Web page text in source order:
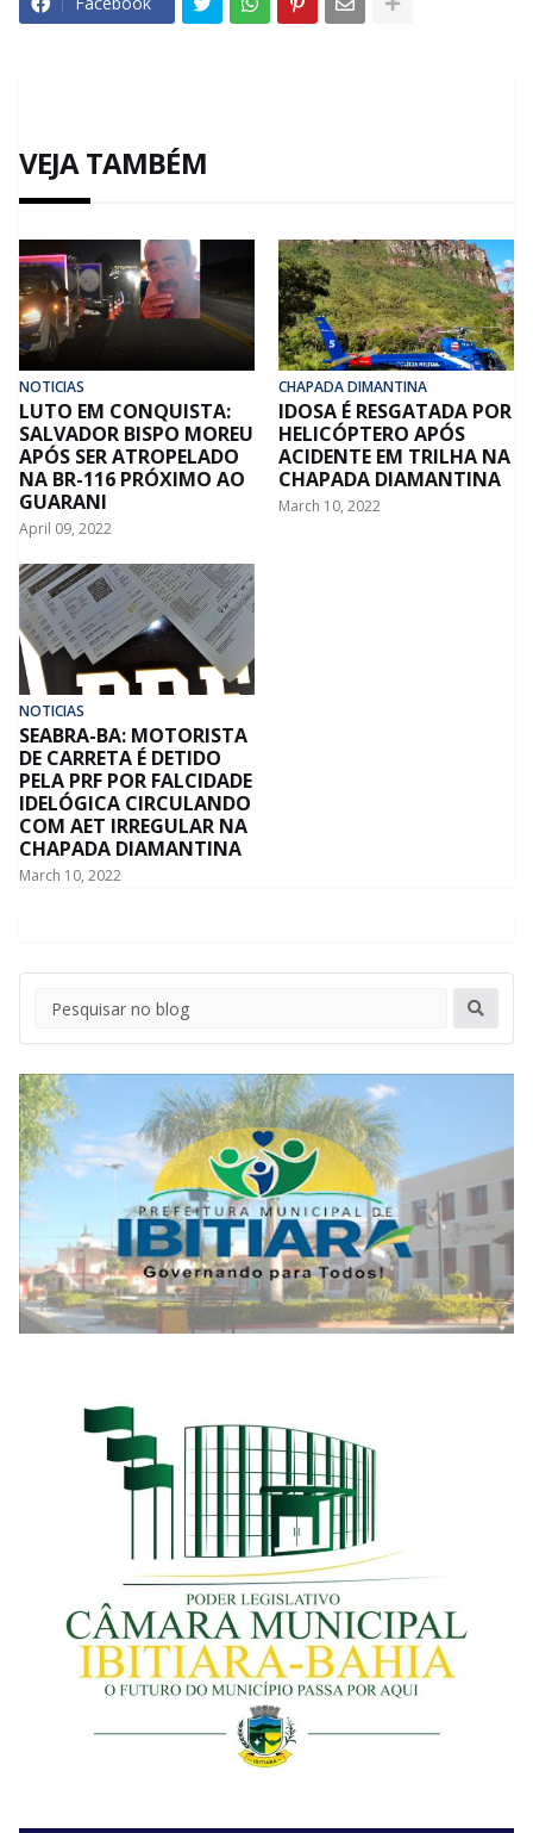
VEJA TAMBÉM
NOTICIAS
LUTO EM CONQUISTA:
SALVADOR BISPO MOREU
APÓS SER ATROPELADO
NA BR-116 PRÓXIMO AO
GUARANI
April 09, 2022
CHAPADA DIMANTINA
IDOSA É RESGATADA POR
HELICÓPTERO APÓS
ACIDENTE EM TRILHA NA
CHAPADA DIAMANTINA
March 10, 2022
NOTICIAS
SEABRA-BA: MOTORISTA
DE CARRETA É DETIDO
PELA PRF POR FALCIDADE
IDELÓGICA CIRCULANDO
COM AET IRREGULAR NA
CHAPADA DIAMANTINA
March 10, 2022